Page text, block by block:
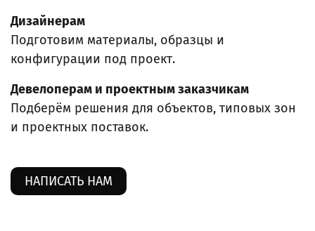
Дизайнерам
Подготовим материалы, образцы и
конфигурации под проект.
Девелоперам и проектным заказчикам
Подберём решения для объектов, типовых зон
и проектных поставок.
НАПИСАТЬ НАМ